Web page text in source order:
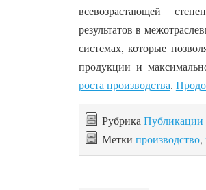
всевозрастающей
результатов в
системах, которые
продукции и
роста производства.
Рубрика Публикации
Метки производство,